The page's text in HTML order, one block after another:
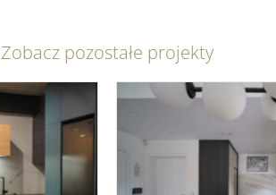
Zobacz pozostałe projekty